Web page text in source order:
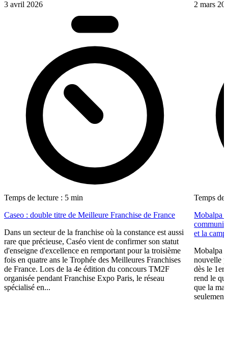
3 avril 2026
Temps de lecture : 5 min
Caseo : double titre de Meilleure Franchise de France
Dans un secteur de la franchise où la constance est aussi
rare que précieuse, Caséo vient de confirmer son statut
d'enseigne d'excellence en remportant pour la troisième
fois en quatre ans le Trophée des Meilleures Franchises
de France. Lors de la 4e édition du concours TM2F
organisée pendant Franchise Expo Paris, le réseau
spécialisé en...
2 mars
Temps de
Mobalpa
et la
Mobalpa
nouvelle
dès le 1er
rend le
que la